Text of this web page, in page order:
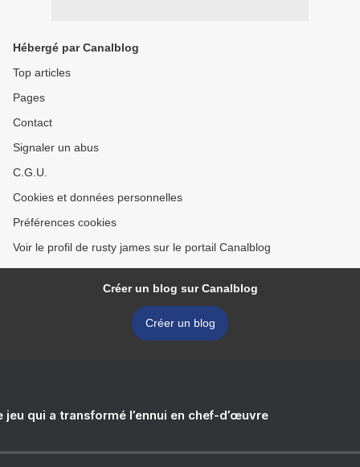
Hébergé par Canalblog
Top articles
Pages
Contact
Signaler un abus
C.G.U.
Cookies et données personnelles
Préférences cookies
Voir le profil de rusty james sur le portail Canalblog
Créer un blog sur Canalblog
Créer un blog
jeu qui a transformé l’ennui en chef-d’œuvre